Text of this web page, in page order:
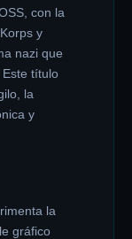
con la
y
nazi que
título
la
y
la
gráfico